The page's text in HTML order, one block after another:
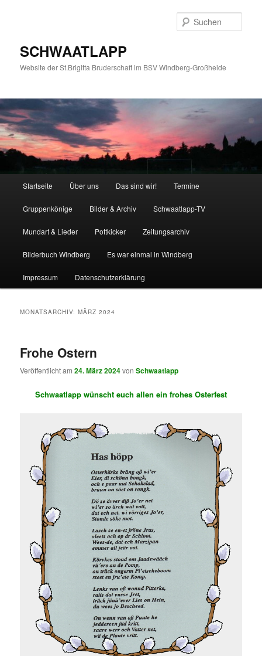
SCHWAATLAPP
Website der St.Brigitta Bruderschaft im BSV Windberg-Großheide
Startseite Über uns Das sind wir! Termine
Gruppenkönige Bilder & Archiv Schwaatlapp-TV
Mundart & Lieder Pottkicker Zeitungsarchiv
Bilderbuch Windberg Es war einmal in Windberg
Impressum Datenschutzerklärung
MONATSARCHIV:MÄRZ 2024
Frohe Ostern
Veröffentlicht am24. März 2024vonSchwaatlapp
Schwaatlapp wünscht euch allen ein frohes Osterfest